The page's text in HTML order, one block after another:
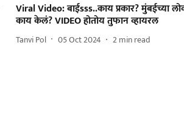
Viral Video: बाईsss..काय प्रकार? मुंबईच्या
काय केलं? VIDEO होतोय तुफान व्हायरल
Tanvi Pol 05 Oct 2024 2min read